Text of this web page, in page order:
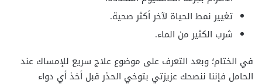
تغيير نمط الحياة لآخر أكثر صحية.
شرب الكثير من الماء.
في الختام؛ وبعد التعرف على موضوع علاج سريع للإمساك عند
الحامل فإننا ننصحك عزيزتي بتوخي الحذر قبل أخذ أي دواء